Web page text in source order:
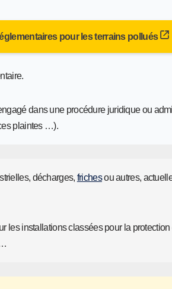
pour les terrains pollués
dans une procédure juridique ou
plaintes …).
décharges, frichesou autres,
les installations classées pour la protection